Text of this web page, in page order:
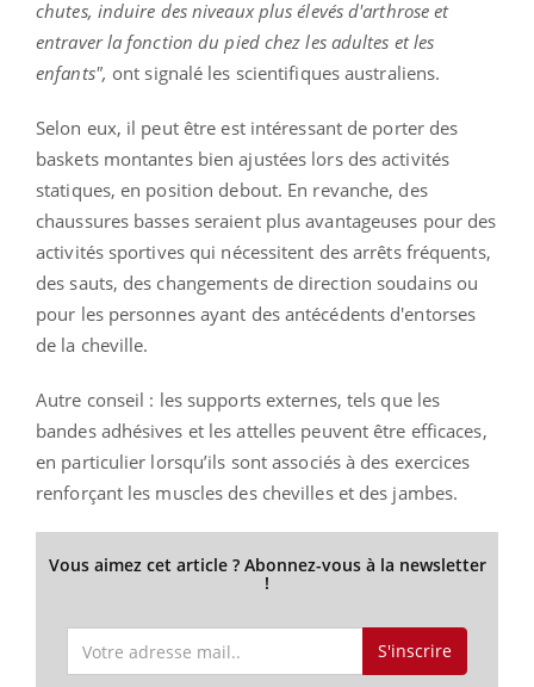
chutes, induire des niveaux plus élevés d'arthrose et
entraver la fonction du pied chez les adultes et les
enfants", ont signalé les scientifiques australiens.
Selon eux, il peut être est intéressant de porter des
baskets montantes bien ajustées lors des activités
statiques, en position debout. En revanche, des
chaussures basses seraient plus avantageuses pour des
activités sportives qui nécessitent des arrêts fréquents,
des sauts, des changements de direction soudains ou
pour les personnes ayant des antécédents d'entorses
de la cheville.
Autre conseil : les supports externes, tels que les
bandes adhésives et les attelles peuvent être efficaces,
en particulier lorsqu’ils sont associés à des exercices
renforçant les muscles des chevilles et des jambes.
Vous aimez cet article ? Abonnez-vous à la newsletter
!
S'inscrire